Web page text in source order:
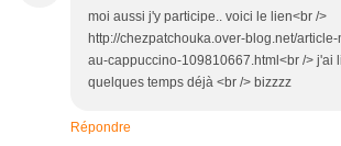
moi aussi j'y participe.. voici le lien<br />
http://chezpatchouka.over-blog.net/
au-cappuccino-109810667.html<br /> j'ai
quelques temps déjà <br /> bizzzz
Répondre